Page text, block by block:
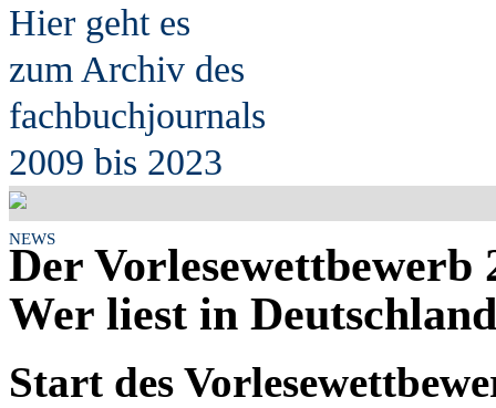
Hier geht es
zum Archiv des
fachbuchjournals
2009 bis 2023
NEWS
Der Vorlesewettbewerb
Wer liest in
Start des